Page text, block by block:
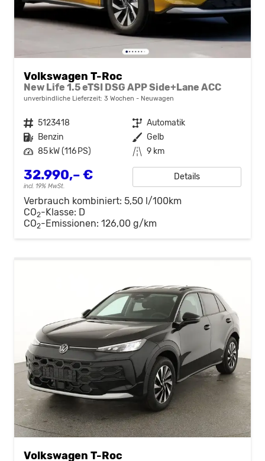
Volkswagen T-Roc
New Life 1.5 eTSI DSG APP Side+Lane ACC
unverbindliche Lieferzeit: 3 Wochen Neuwagen
Fahrzeugnr. 5123418 Getriebe Automatik
Kraftstoff Benzin Außenfarbe Gelb
Leistung 85 kW (116 PS) Kilometerstand 9 km
32.990,– €
incl. 19% MwSt.
Details
Verbrauch kombiniert: 5,50 l/100km
CO2-Klasse: D
CO2-Emissionen: 126,00 g/km
Volkswagen T-Roc